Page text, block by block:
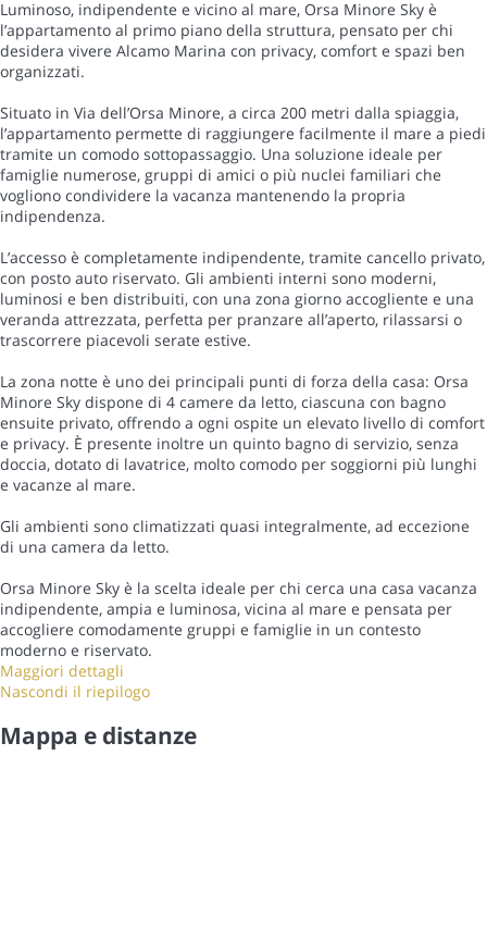
Luminoso, indipendente e vicino al mare, Orsa Minore Sky è
l’appartamento al primo piano della struttura, pensato per chi
desidera vivere Alcamo Marina con privacy, comfort e spazi ben
organizzati.
Situato in Via dell’Orsa Minore, a circa 200 metri dalla spiaggia,
l’appartamento permette di raggiungere facilmente il mare a piedi
tramite un comodo sottopassaggio. Una soluzione ideale per
famiglie numerose, gruppi di amici o più nuclei familiari che
vogliono condividere la vacanza mantenendo la propria
indipendenza.
L’accesso è completamente indipendente, tramite cancello privato,
con posto auto riservato. Gli ambienti interni sono moderni,
luminosi e ben distribuiti, con una zona giorno accogliente e una
veranda attrezzata, perfetta per pranzare all’aperto, rilassarsi o
trascorrere piacevoli serate estive.
La zona notte è uno dei principali punti di forza della casa: Orsa
Minore Sky dispone di 4 camere da letto, ciascuna con bagno
ensuite privato, offrendo a ogni ospite un elevato livello di comfort
e privacy. È presente inoltre un quinto bagno di servizio, senza
doccia, dotato di lavatrice, molto comodo per soggiorni più lunghi
e vacanze al mare.
Gli ambienti sono climatizzati quasi integralmente, ad eccezione
di una camera da letto.
Orsa Minore Sky è la scelta ideale per chi cerca una casa vacanza
indipendente, ampia e luminosa, vicina al mare e pensata per
accogliere comodamente gruppi e famiglie in un contesto
moderno e riservato.
Maggiori dettagli
Nascondi il riepilogo
Mappa e distanze